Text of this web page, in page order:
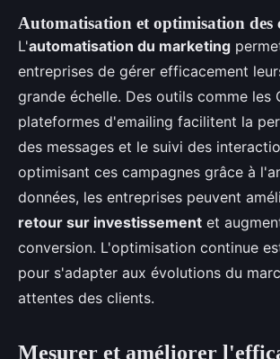
Automatisation et optimisation des
L'automatisation du marketing
entreprises de gérer efficacement
grande échelle. Des outils comme les
plateformes d'emailing facilitent la
des messages et le suivi des
optimisant ces campagnes grâce à
données, les entreprises peuvent
retour sur investissement et
conversion. L'optimisation continue
pour s'adapter aux évolutions du
attentes des clients.
Mesurer et améliorer